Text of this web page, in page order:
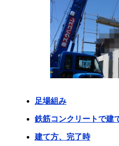
足場組み
鉄筋コンクリートで建
建て方、完了時